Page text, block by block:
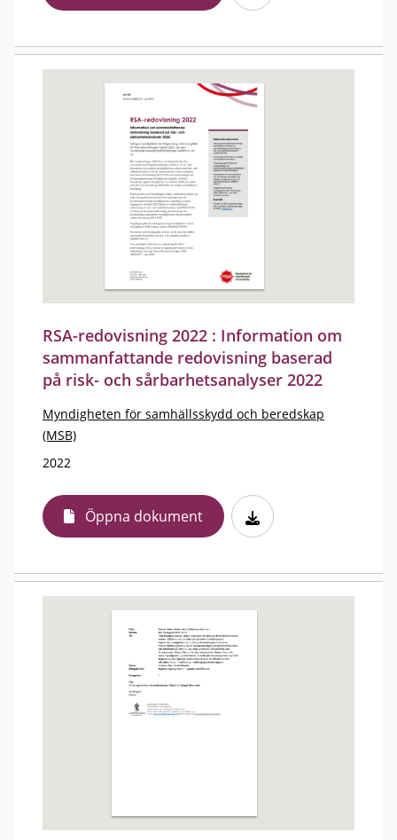
RSA-redovisning 2022 : Information om
sammanfattande redovisning baserad
på risk- och sårbarhetsanalyser 2022
Myndigheten för samhällsskydd och beredskap
(MSB)
2022
Öppna dokument